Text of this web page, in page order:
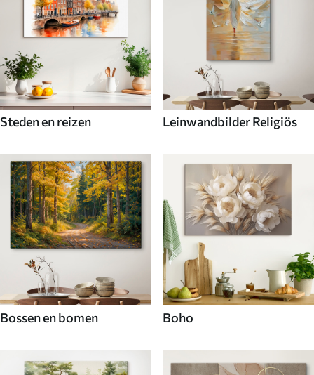
Steden en reizen Leinwandbilder Religiös
Bossen en bomen Boho